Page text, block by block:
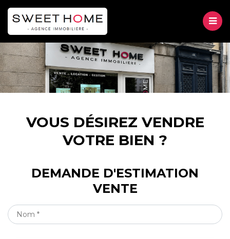
VenteVOUS DÉSIREZ VENDRE
VOTRE BIEN ?
DEMANDE D'ESTIMATION
VENTE
NOM
*
VENTE
LOCATION
GESTION
CONTACT